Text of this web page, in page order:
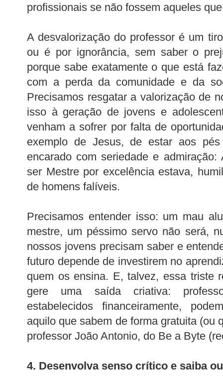
profissionais se não fossem aqueles
A desvalorização do professor é um
ou é por ignorância, sem saber o
porque sabe exatamente o que está
com a perda da comunidade e da
Precisamos resgatar a valorização de
isso à geração de jovens e
venham a sofrer por falta de
exemplo de Jesus, de estar aos
encarado com seriedade e
ser Mestre por excelência estava,
de homens falíveis.
Precisamos entender isso: um mau
mestre, um péssimo servo não será,
nossos jovens precisam saber e
futuro depende de investirem no
quem os ensina. E, talvez, essa triste
gere uma saída criativa:
estabelecidos financeiramente,
aquilo que sabem de forma gratuita (ou
professor João Antonio, do Be a Byte
4. Desenvolva senso crítico e saiba